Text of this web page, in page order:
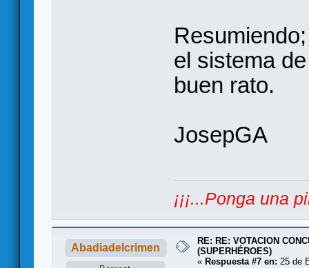
el sistema
buen rato.
JosepGA
¡¡¡...Ponga una
Abadiadelcrimen
RE: RE: VOTACION
(SUPERHÉROES)
« Respuesta #7 en: 25 de